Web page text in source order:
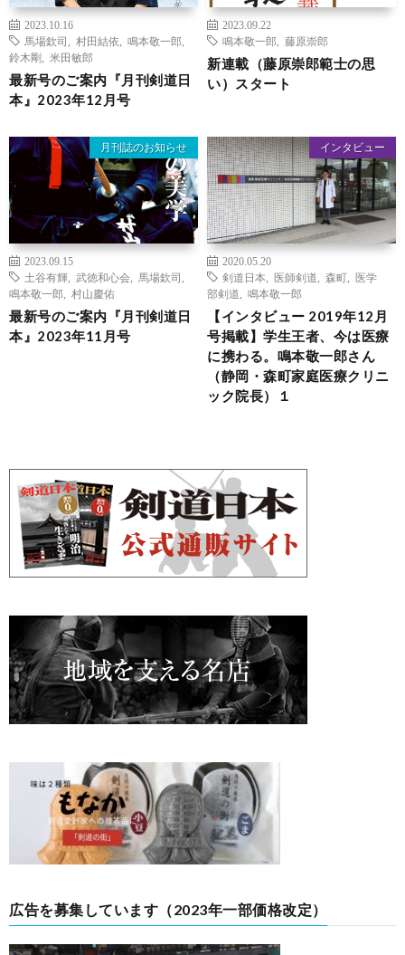
2023.10.16
馬場欽司
村田結依 鳴本敬一郎
鈴木剛
米田敏郎
最新号のご案内『月刊剣道日
本』2023年12月号
2023.09.22
鳴本敬一郎
藤原崇郎
新連載（藤原崇郎範士の思
い）スタート
月刊誌のお知らせ
2023.09.15
土谷有輝
武徳和心会 馬場欽司
鳴本敬一郎
村山慶佑
最新号のご案内『月刊剣道日
本』2023年11月号
インタビュー
2020.05.20
剣道日本
医師剣道 森町
医学
部剣道
鳴本敬一郎
【インタビュー 2019年12月
号掲載】学生王者、今は医療
に携わる。鳴本敬一郎さん
（静岡・森町家庭医療クリニ
ック院長）１
広告を募集しています（2023年一部価格改定）